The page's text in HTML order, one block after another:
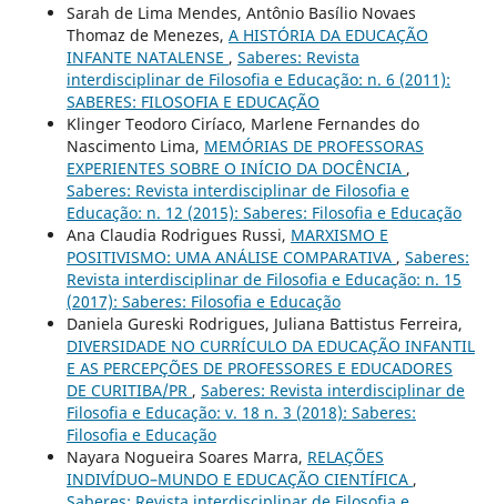
Sarah de Lima Mendes, Antônio Basílio Novaes
Thomaz de Menezes, A HISTÓRIA DA EDUCAÇÃO
INFANTE NATALENSE , Saberes: Revista
interdisciplinar de Filosofia e Educação: n. 6 (2011):
SABERES: FILOSOFIA E EDUCAÇÃO
Klinger Teodoro Ciríaco, Marlene Fernandes do
Nascimento Lima, MEMÓRIAS DE PROFESSORAS
EXPERIENTES SOBRE O INÍCIO DA DOCÊNCIA ,
Saberes: Revista interdisciplinar de Filosofia e
Educação: n. 12 (2015): Saberes: Filosofia e Educação
Ana Claudia Rodrigues Russi, MARXISMO E
POSITIVISMO: UMA ANÁLISE COMPARATIVA , Saberes:
Revista interdisciplinar de Filosofia e Educação: n. 15
(2017): Saberes: Filosofia e Educação
Daniela Gureski Rodrigues, Juliana Battistus Ferreira,
DIVERSIDADE NO CURRÍCULO DA EDUCAÇÃO INFANTIL
E AS PERCEPÇÕES DE PROFESSORES E EDUCADORES
DE CURITIBA/PR , Saberes: Revista interdisciplinar de
Filosofia e Educação: v. 18 n. 3 (2018): Saberes:
Filosofia e Educação
Nayara Nogueira Soares Marra, RELAÇÕES
INDIVÍDUO–MUNDO E EDUCAÇÃO CIENTÍFICA ,